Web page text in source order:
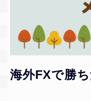
海外FXで勝ち